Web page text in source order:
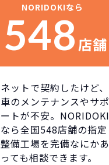
NORIDOKIなら
548 店舗
ネットで契約したけど、
車のメンテナンスやサポ
ートが不安。NORIDOKI
なら全国548店舗の指定
整備工場を完備なにかあ
っても相談できます。